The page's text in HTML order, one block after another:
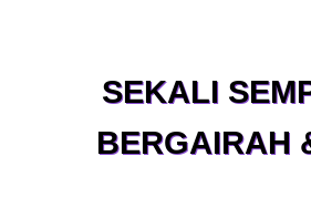
SEKALI
BERGAIRAH